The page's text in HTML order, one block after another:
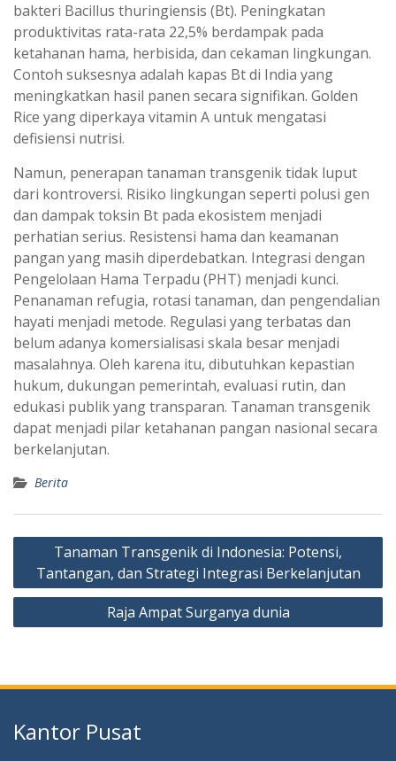
bakteri Bacillus thuringiensis (Bt). Peningkatan
produktivitas rata-rata 22,5% berdampak pada
ketahanan hama, herbisida, dan cekaman lingkungan.
Contoh suksesnya adalah kapas Bt di India yang
meningkatkan hasil panen secara signifikan. Golden
Rice yang diperkaya vitamin A untuk mengatasi
defisiensi nutrisi.
Namun, penerapan tanaman transgenik tidak luput
dari kontroversi. Risiko lingkungan seperti polusi gen
dan dampak toksin Bt pada ekosistem menjadi
perhatian serius. Resistensi hama dan keamanan
pangan yang masih diperdebatkan. Integrasi dengan
Pengelolaan Hama Terpadu (PHT) menjadi kunci.
Penanaman refugia, rotasi tanaman, dan pengendalian
hayati menjadi metode. Regulasi yang terbatas dan
belum adanya komersialisasi skala besar menjadi
masalahnya. Oleh karena itu, dibutuhkan kepastian
hukum, dukungan pemerintah, evaluasi rutin, dan
edukasi publik yang transparan. Tanaman transgenik
dapat menjadi pilar ketahanan pangan nasional secara
berkelanjutan.
Berita
Navigasi
pos
Tanaman Transgenik di Indonesia: Potensi,
Tantangan, dan Strategi Integrasi Berkelanjutan
Raja Ampat Surganya dunia
Kantor Pusat